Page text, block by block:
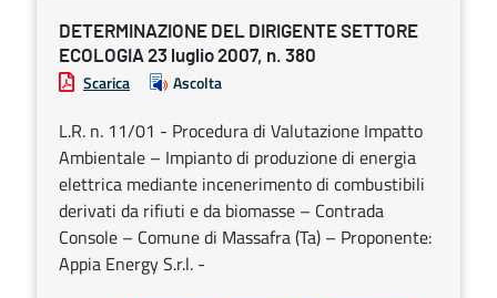
DETERMINAZIONE DEL DIRIGENTE SETTORE
ECOLOGIA 23 luglio 2007, n. 380
Scarica Ascolta
L.R. n. 11/01 - Procedura di Valutazione Impatto
Ambientale – Impianto di produzione di energia
elettrica mediante incenerimento di combustibili
derivati da rifiuti e da biomasse – Contrada
Console – Comune di Massafra (Ta) – Proponente:
Appia Energy S.r.l. -